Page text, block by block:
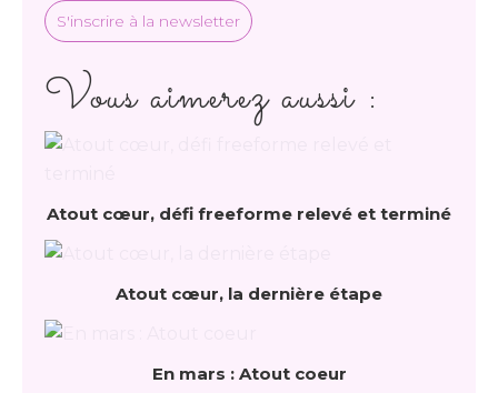
S'inscrire à la newsletter
Vous aimerez aussi :
Atout cœur, défi freeforme relevé et terminé
Atout cœur, la dernière étape
En mars : Atout coeur